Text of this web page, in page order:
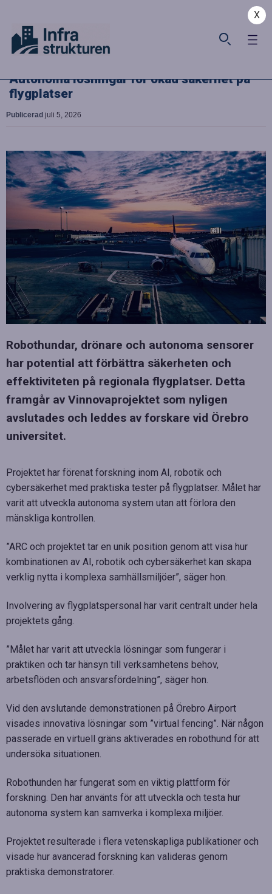
X
Autonoma lösningar för ökad säkerhet på
flygplatser
Publicerad juli 5, 2026
Robothundar, drönare och autonoma sensorer
har potential att förbättra säkerheten och
effektiviteten på regionala flygplatser. Detta
framgår av Vinnovaprojektet som nyligen
avslutades och leddes av forskare vid Örebro
universitet.
Projektet har förenat forskning inom AI, robotik och
cybersäkerhet med praktiska tester på flygplatser. Målet har
varit att utveckla autonoma system utan att förlora den
mänskliga kontrollen.
”ARC och projektet tar en unik position genom att visa hur
kombinationen av AI, robotik och cybersäkerhet kan skapa
verklig nytta i komplexa samhällsmiljöer”, säger hon.
Involvering av flygplatspersonal har varit centralt under hela
projektets gång.
”Målet har varit att utveckla lösningar som fungerar i
praktiken och tar hänsyn till verksamhetens behov,
arbetsflöden och ansvarsfördelning”, säger hon.
Vid den avslutande demonstrationen på Örebro Airport
visades innovativa lösningar som ”virtual fencing”. När någon
passerade en virtuell gräns aktiverades en robothund för att
undersöka situationen.
Robothunden har fungerat som en viktig plattform för
forskning. Den har använts för att utveckla och testa hur
autonoma system kan samverka i komplexa miljöer.
Projektet resulterade i flera vetenskapliga publikationer och
visade hur avancerad forskning kan valideras genom
praktiska demonstratorer.